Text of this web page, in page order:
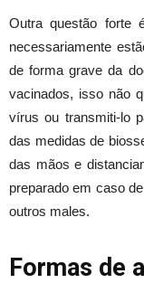
Outra questão forte
necessariamente
de forma grave da
vacinados, isso não
vírus ou transmiti-lo
das medidas de
das mãos e
preparado em caso
outros males.
Formas de